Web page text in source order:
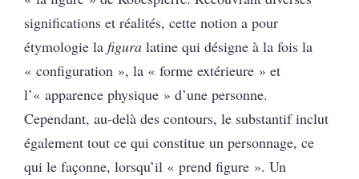
significations et réalités, cette notion a pour
étymologie la figura latine qui désigne à la fois la
« configuration », la « forme extérieure » et
l’« apparence physique » d’une personne.
Cependant, au-delà des contours, le substantif inclut
également tout ce qui constitue un personnage, ce
qui le façonne, lorsqu’il « prend figure ». Un